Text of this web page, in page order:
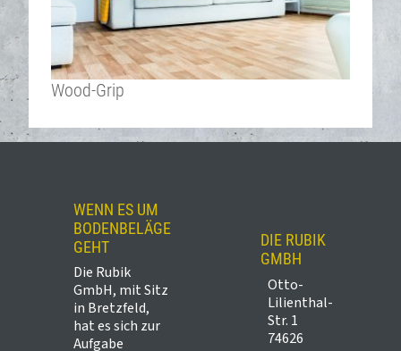
Wood-Grip
WENN ES UM
BODENBELÄGE
GEHT
Die Rubik
GmbH, mit Sitz
in Bretzfeld,
hat es sich zur
Aufgabe
DIE RUBIK
GMBH
Otto-
Lilienthal-
Str. 1
74626